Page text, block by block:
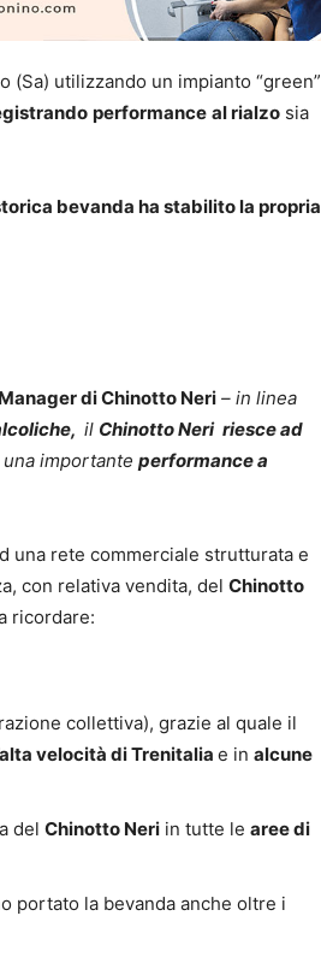
(Sa) utilizzando un impianto “green”
performance al rialzo sia
bevanda ha stabilito la propria
di Chinotto Neri – in linea
il Chinotto Neri riesce ad
importante performance a
una rete commerciale strutturata e
con relativa vendita, del Chinotto
ricordare:
collettiva), grazie al quale il
velocità di Trenitalia e in alcune
del Chinotto Neri in tutte le aree di
portato la bevanda anche oltre i